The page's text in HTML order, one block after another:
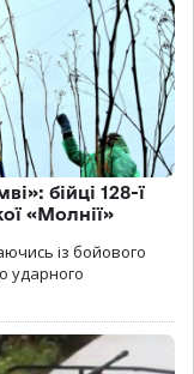
бійці 128-ї
«Молнії»
із бойового
ударного